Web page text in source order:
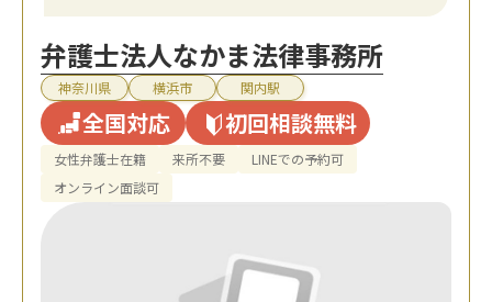
弁護士法人なかま法律事務所
神奈川県 横浜市 関内駅
全国対応 初回相談無料
女性弁護士在籍 来所不要
LINEでの予約可
オンライン面談可